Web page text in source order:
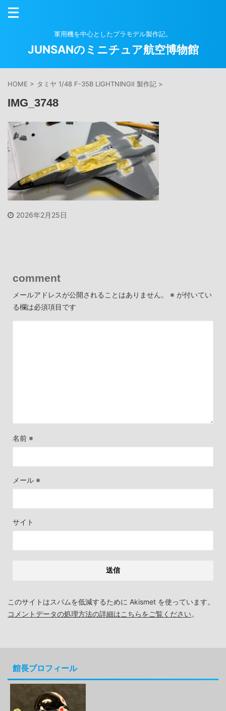
軍用機を中心としたプラモデル製作記。
JUNSANのミニチュア航空博物館
HOME > タミヤ 1/48 F-35B LIGHTNINGⅡ 製作記 >
IMG_3748
2026年2月25日
comment
メールアドレスが公開されることはありません。 ※ が付いてい
る欄は必須項目です
名前 ※
メール ※
サイト
このサイトはスパムを低減するために Akismet を使っています。
コメントデータの処理方法の詳細はこちらをご覧ください。
館長プロフィール